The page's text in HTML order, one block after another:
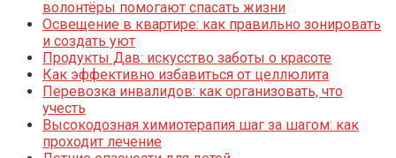
волонтёры помогают спасать жизни
Освещение в квартире: как правильно зонировать
и создать уют
Продукты Дав: искусство заботы о красоте
Как эффективно избавиться от целлюлита
Перевозка инвалидов: как организовать, что
учесть
Высокодозная химиотерапия шаг за шагом: как
проходит лечение